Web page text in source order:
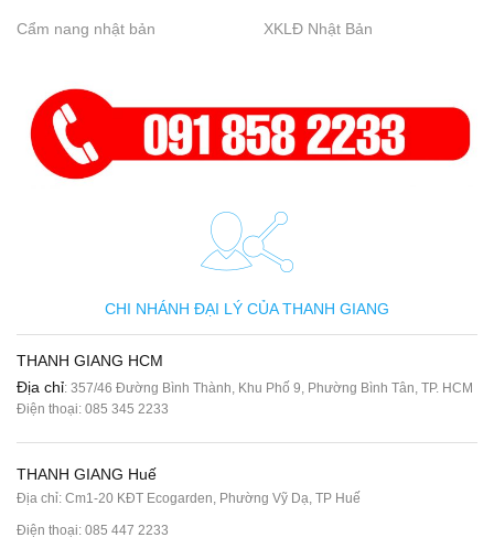
Cẩm nang nhật bản XKLĐ Nhật Bản
CHI NHÁNH ĐẠI LÝ CỦA THANH GIANG
THANH GIANG HCM
Địa chỉ: 357/46 Đường Bình Thành, Khu Phố 9, Phường Bình Tân, TP. HCM
Điện thoại: 085 345 2233
THANH GIANG Huế
Địa chỉ: Cm1-20 KĐT Ecogarden, Phường Vỹ Dạ, TP Huế
Điện thoại: 085 447 2233